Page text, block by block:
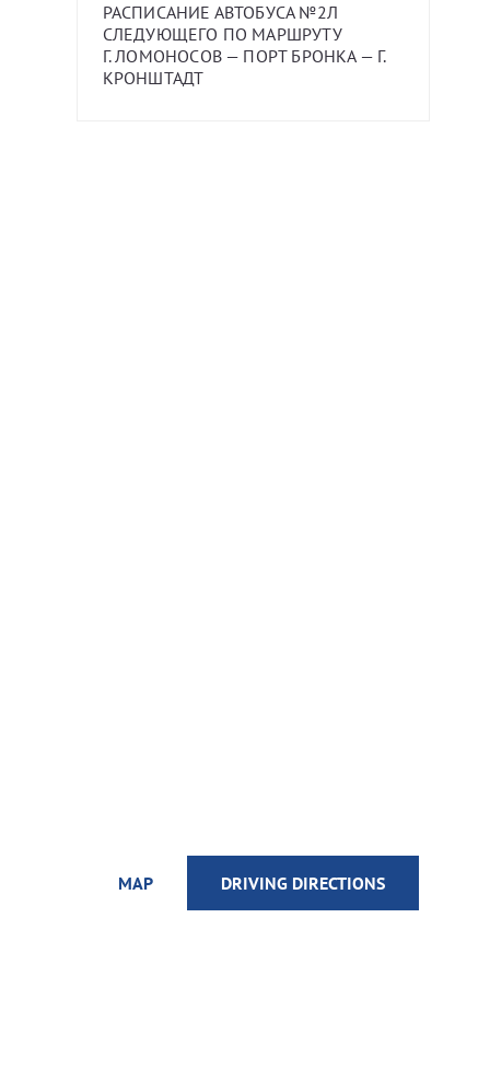
РАСПИСАНИЕ АВТОБУСА №2Л
СЛЕДУЮЩЕГО ПО МАРШРУТУ
Г. ЛОМОНОСОВ — ПОРТ БРОНКА — Г.
КРОНШТАДТ
MAP DRIVING DIRECTIONS